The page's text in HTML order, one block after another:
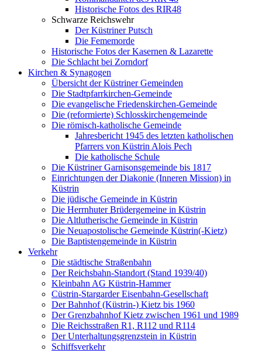
Historische Fotos des RIR48
Schwarze Reichswehr
Der Küstriner Putsch
Die Fememorde
Historische Fotos der Kasernen & Lazarette
Die Schlacht bei Zorndorf
Kirchen & Synagogen
Übersicht der Küstriner Gemeinden
Die Stadtpfarrkirchen-Gemeinde
Die evangelische Friedenskirchen-Gemeinde
Die (reformierte) Schlosskirchengemeinde
Die römisch-katholische Gemeinde
Jahresbericht 1945 des letzten katholischen
Pfarrers von Küstrin Alois Pech
Die katholische Schule
Die Küstriner Garnisonsgemeinde bis 1817
Einrichtungen der Diakonie (Inneren Mission) in
Küstrin
Die jüdische Gemeinde in Küstrin
Die Herrnhuter Brüdergemeine in Küstrin
Die Altlutherische Gemeinde in Küstrin
Die Neuapostolische Gemeinde Küstrin(-Kietz)
Die Baptistengemeinde in Küstrin
Verkehr
Die städtische Straßenbahn
Der Reichsbahn-Standort (Stand 1939/40)
Kleinbahn AG Küstrin-Hammer
Cüstrin-Stargarder Eisenbahn-Gesellschaft
Der Bahnhof (Küstrin-) Kietz bis 1960
Der Grenzbahnhof Kietz zwischen 1961 und 1989
Die Reichsstraßen R1, R112 und R114
Der Unterhaltungsgrenzstein in Küstrin
Schiffsverkehr